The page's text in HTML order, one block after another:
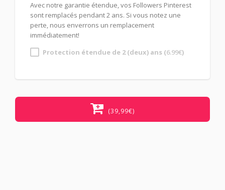
Avec notre garantie étendue, vos Followers Pinterest
sont remplacés pendant 2 ans. Si vous notez une
perte, nous enverrons un remplacement
immédiatement!
Protection étendue de 2 (deux) ans (6.99€)
(39,99€)